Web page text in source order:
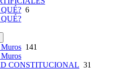
6
141
CONSTITUCIONAL 31